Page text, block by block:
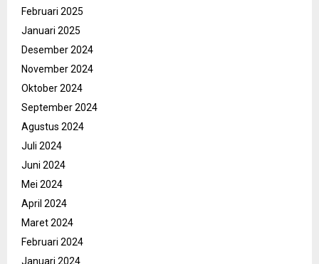
Februari 2025
Januari 2025
Desember 2024
November 2024
Oktober 2024
September 2024
Agustus 2024
Juli 2024
Juni 2024
Mei 2024
April 2024
Maret 2024
Februari 2024
Januari 2024